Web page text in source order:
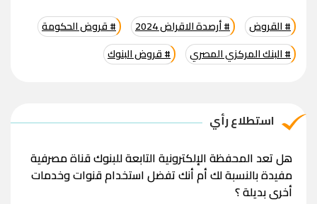
# القروض # أرصدة الاقراض 2024
# قروض الحكومة
# البنك المركزي المصري
# قروض البنوك
استطلاع رأي
هل تعد المحفظة الإلكترونية التابعة للبنوك قناة مصرفية
مفيدة بالنسبة لك أم أنك تفضل استخدام قنوات وخدمات
أخرى بديلة ؟